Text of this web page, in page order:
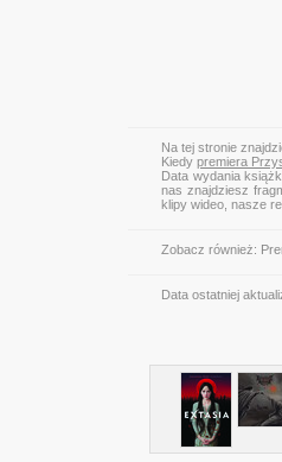
Na tej stronie
Kiedy premiera
Data wydania
nas znajdziesz
klipy wideo, nasze
Zobacz również:
Data ostatniej